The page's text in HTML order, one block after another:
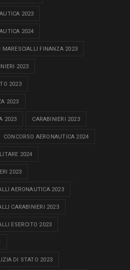
2023
2024
MARESCIALLI FINANZA 2023
2023
2023
2023
2023 CARABINIERI 2023
CONCORSO AERONAUTICA 2024
2024
2023
AERONAUTICA 2023
CARABINIERI 2023
ESERCITO 2023
DI STATO 2023